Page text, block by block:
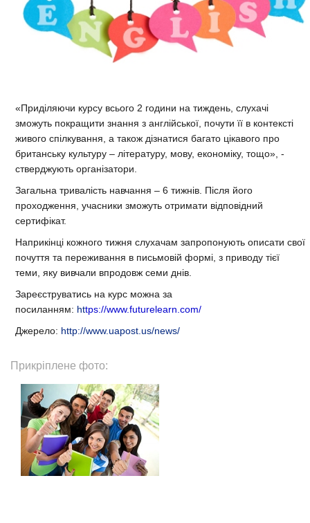
«Приділяючи курсу всього 2 години на тиждень, слухачі
зможуть покращити знання з англійської, почути її в контексті
живого спілкування, а також дізнатися багато цікавого про
британську культуру – літературу, мову, економіку, тощо», -
стверджують організатори.
Загальна тривалість навчання – 6 тижнів. Після його
проходження, учасники зможуть отримати відповідний
сертифікат.
Наприкінці кожного тижня слухачам запропонують описати свої
почуття та переживання в письмовій формі, з приводу тієї
теми, яку вивчали впродовж семи днів.
Зареєструватись на курс можна за
посиланням: https://www.futurelearn.com/
Джерело: http://www.uapost.us/news/
Прикріплене фото: